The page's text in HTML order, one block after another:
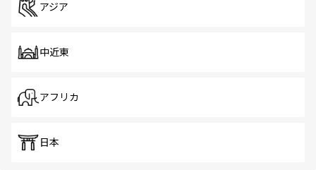
アジア
中近東
アフリカ
日本